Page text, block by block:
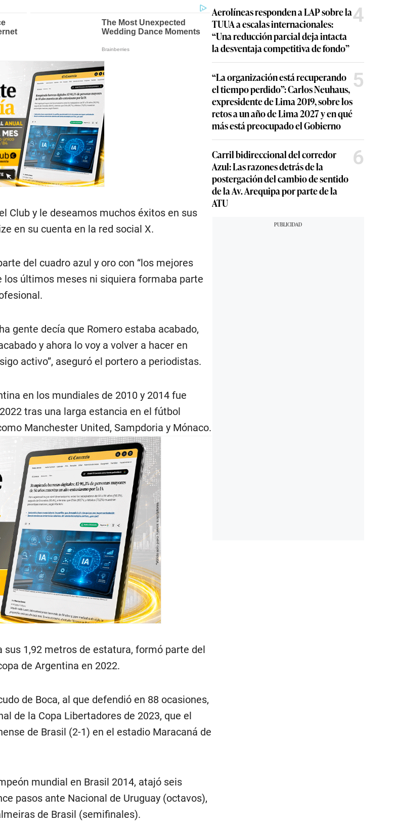
Club y le deseamos muchos éxitos en sus
en su cuenta en la red social X.
del cuadro azul y oro con “los mejores
los últimos meses ni siquiera formaba parte
gente decía que Romero estaba acabado,
y ahora lo voy a volver a hacer en
activo”, aseguró el portero a periodistas.
en los mundiales de 2010 y 2014 fue
tras una larga estancia en el fútbol
Manchester United, Sampdoria y Mónaco.
sus 1,92 metros de estatura, formó parte del
de Argentina en 2022.
de Boca, al que defendió en 88 ocasiones,
de la Copa Libertadores de 2023, que el
de Brasil (2-1) en el estadio Maracaná de
mundial en Brasil 2014, atajó seis
pasos ante Nacional de Uruguay (octavos),
de Brasil (semifinales).
Aerolíneas responden a LAP sobre la
TUUA a escalas internacionales:
“Una reducción parcial deja intacta
la desventaja competitiva de fondo”
4
“La organización está recuperando
el tiempo perdido”: Carlos Neuhaus,
expresidente de Lima 2019, sobre los
retos a un año de Lima 2027 y en qué
más está preocupado el Gobierno
5
Carril bidireccional del corredor
Azul: Las razones detrás de la
postergación del cambio de sentido
de la Av. Arequipa por parte de la
ATU
6